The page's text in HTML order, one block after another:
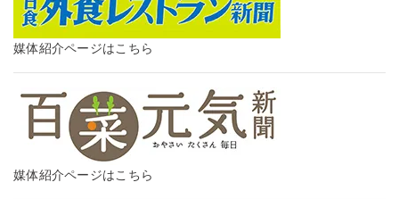
媒体紹介ページはこちら
媒体紹介ページはこちら